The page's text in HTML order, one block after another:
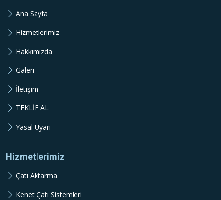
Ana Sayfa
Hizmetlerimiz
Hakkımızda
Galeri
İletişim
TEKLİF AL
Yasal Uyarı
Hizmetlerimiz
Çatı Aktarma
Kenet Çatı Sistemleri